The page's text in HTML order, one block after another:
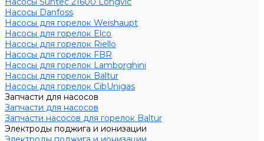
Насосы Danfoss
Насосы для горелок Weishaupt
Насосы для горелок Elco
Насосы для горелок Riello
Насосы для горелок FBR
Насосы для горелок Lamborghini
Насосы для горелок Baltur
Насосы для горелок CibUnigas
Запчасти для насосов
Запчасти для насосов
Запчасти насосов для горелок Baltur
Электроды поджига и ионизации